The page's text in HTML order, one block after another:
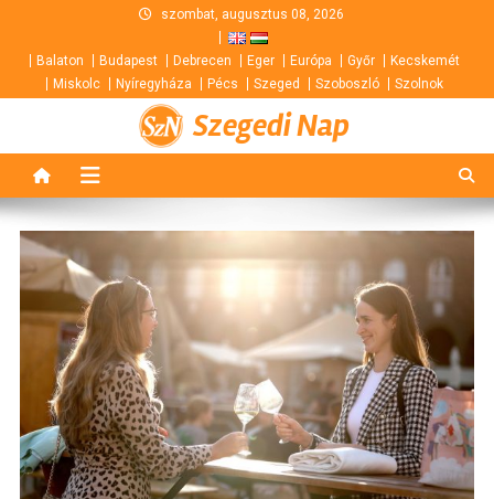
content
szombat, augusztus 08, 2026
Balaton Budapest Debrecen Eger Európa Győr
Kecskemét
Miskolc
Nyíregyháza Pécs Szeged Szoboszló Szolnok
Szegedi Nap